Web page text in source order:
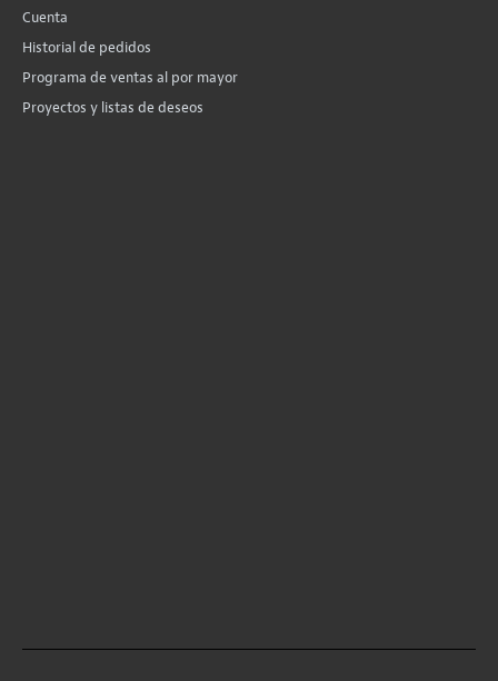
Cuenta
Historial de pedidos
Programa de ventas al por mayor
Proyectos y listas de deseos